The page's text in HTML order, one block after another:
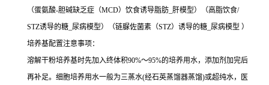
（蛋氨酸-胆碱缺乏症（MCD）饮食诱导脂肪_肝模型）（高脂饮食/
STZ诱导的糖_尿病模型）（链脲佐菌素（STZ）诱导的糖_尿病模型 ）
培养基配置注意事项：
溶解干粉培养基时先加入终体积90%～95%的培养用水，添加剂加完后
再补足。细胞培养用水一般为三蒸水(经石英蒸馏器蒸馏)或超纯水，医